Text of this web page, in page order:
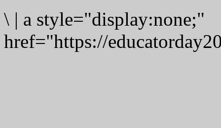
\ | a style="display:none;"
href="https://